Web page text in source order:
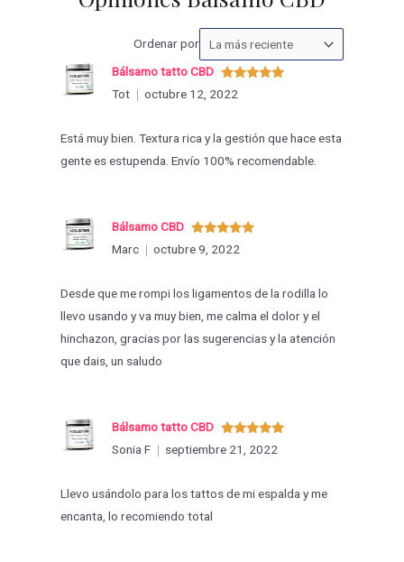
Ordenar porOrdenar
las
Valorado
con
Bálsamo tatto CBD
Tot
octubre 12, 2022
Está muy bien. Textura rica y la gestión que hace esta
gente es estupenda. Envío 100% recomendable.
Valorado
con5de 5
Bálsamo CBD
Marc
octubre 9, 2022
Desde que me rompi los ligamentos de la rodilla lo
llevo usando y va muy bien, me calma el dolor y el
hinchazon, gracias por las sugerencias y la atención
que dais, un saludo
Valorado
con 5de 5
Bálsamo tatto CBD
Sonia F
septiembre 21, 2022
Llevo usándolo para los tattos de mi espalda y me
encanta, lo recomiendo total